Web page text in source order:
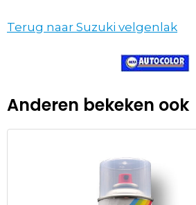
Terug naar Suzuki velgenlak
Anderen bekeken ook